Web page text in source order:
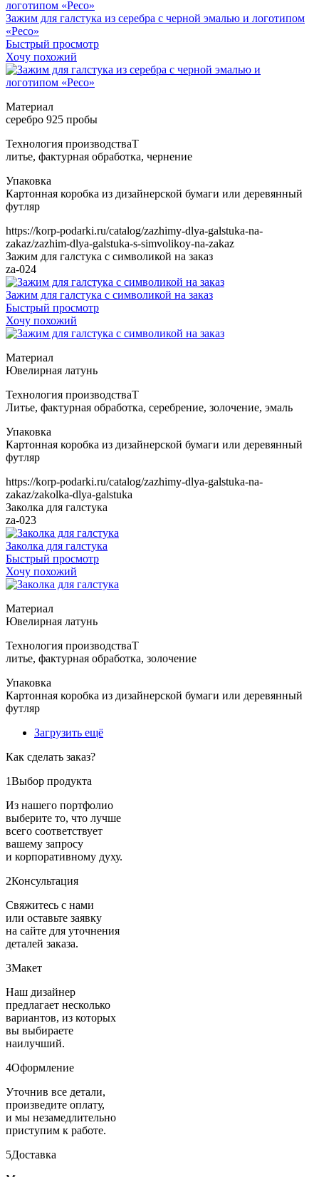
Зажим для галстука из серебра с черной эмалью и логотипом
«Ресо»
Быстрый просмотр
Хочу похожий
Т
https://korp-podarki.ru/catalog/zazhimy-dlya-galstuka-na-
zakaz/zazhim-dlya-galstuka-s-simvolikoy-na-zakaz
Зажим для галстука с символикой на заказ
za-024
Зажим для галстука с символикой на заказ
Быстрый просмотр
Хочу похожий
Т
https://korp-podarki.ru/catalog/zazhimy-dlya-galstuka-na-
zakaz/zakolka-dlya-galstuka
Заколка для галстука
za-023
Заколка для галстука
Быстрый просмотр
Хочу похожий
Т
Загрузить ещё
Как сделать заказ?
1Выбор продукта
Из нашего портфолио
выберите то, что лучше
всего соответствует
вашему запросу
и корпоративному духу.
2Консультация
Свяжитесь с нами
или оставьте заявку
на сайте для уточнения
деталей заказа.
3Макет
Наш дизайнер
предлагает несколько
вариантов, из которых
вы выбираете
наилучший.
4Оформление
Уточнив все детали,
произведите оплату,
и мы незамедлительно
приступим к работе.
5Доставка